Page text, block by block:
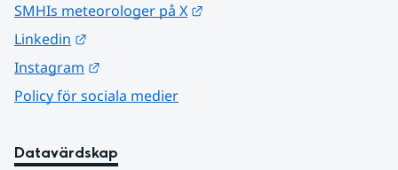
SMHIs meteorologer på X
Linkedin
Instagram
Policy för sociala medier
Datavärdskap